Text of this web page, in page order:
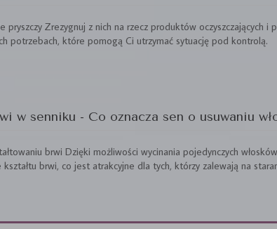
pryszczy Zrezygnuj z nich na rzecz produktów oczyszczających i
potrzebach, które pomogą Ci utrzymać sytuację pod kontrolą.
w senniku - Co oznacza sen o usuwaniu
brwi Dzięki możliwości wycinania pojedynczych
brwi, co jest atrakcyjne dla tych, którzy zalewają na